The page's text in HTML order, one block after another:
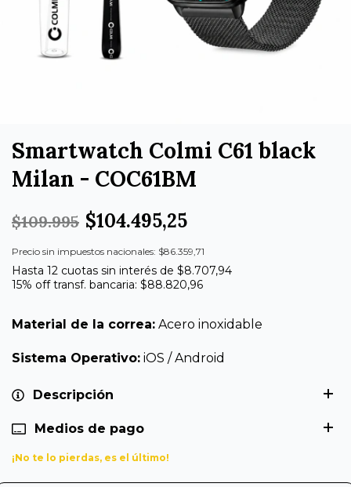
Smartwatch Colmi C61 black
Milan - COC61BM
$109.995 $104.495,25
Precio sin impuestos nacionales: $86.359,71
Hasta 12 cuotas sin interés de $8.707,94
15% off transf. bancaria: $88.820,96
Material de la correa: Acero inoxidable
Sistema Operativo: iOS / Android
Descripción
Medios de pago
¡No te lo pierdas, es el último!